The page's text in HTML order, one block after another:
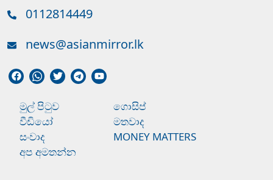
0112814449
news@asianmirror.lk
මුල් පිටුව
ගොසිප්
වීඩියෝ
මතවාද
සංවාද
MONEY MATTERS
අප අමතන්න